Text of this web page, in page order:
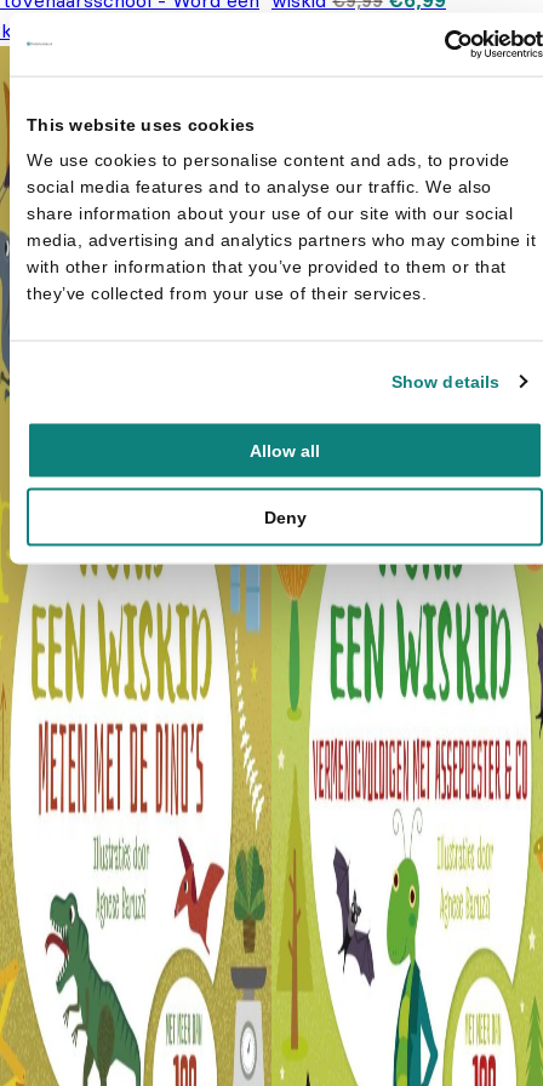
This website uses cookies
We use cookies to personalise content and ads, to provide
social media features and to analyse our traffic. We also
share information about your use of our site with our social
media, advertising and analytics partners who may combine it
with other information that you’ve provided to them or that
they’ve collected from your use of their services.
Show details
Allow all
Deny
prijs was:
€9,99.
prijs is:
€6,99.